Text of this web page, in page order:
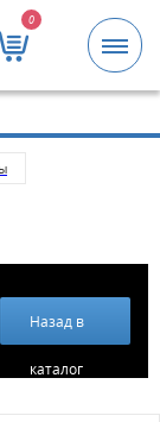
0
Назад в
каталог